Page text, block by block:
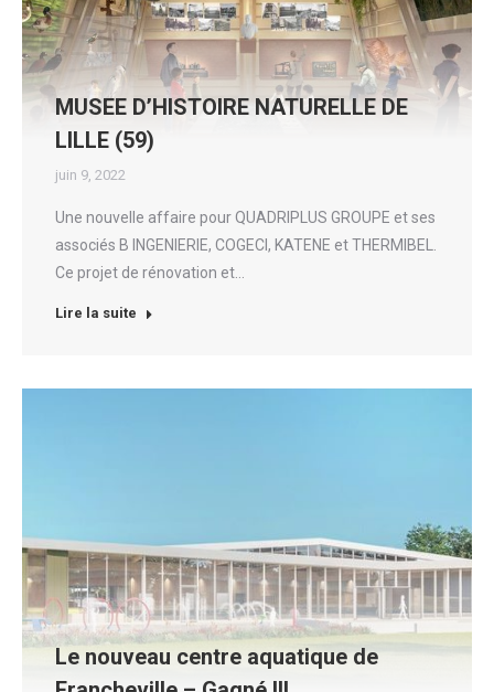
MUSEE D’HISTOIRE NATURELLE DE
LILLE (59)
juin 9, 2022
Une nouvelle affaire pour QUADRIPLUS GROUPE et ses
associés B INGENIERIE, COGECI, KATENE et THERMIBEL.
Ce projet de rénovation et…
Lire la suite
Le nouveau centre aquatique de